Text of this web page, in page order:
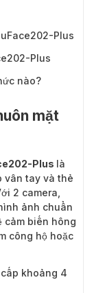
Plus
Plus
nào?
mặt
Plus là
vân tay và thẻ
2 camera,
ảnh chuẩn
cảm biến hông
công hộ hoặc
khoảng 4